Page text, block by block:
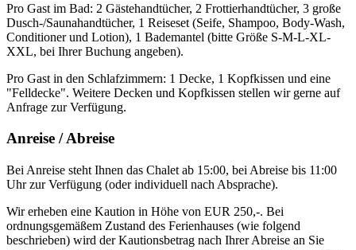
Pro Gast im Bad: 2 Gästehandtücher, 2 Frottierhandtücher, 3 große
Dusch-/Saunahandtücher, 1 Reiseset (Seife, Shampoo, Body-Wash,
Conditioner und Lotion), 1 Bademantel (bitte Größe S-M-L-XL-
XXL, bei Ihrer Buchung angeben).
Pro Gast in den Schlafzimmern: 1 Decke, 1 Kopfkissen und eine
"Felldecke". Weitere Decken und Kopfkissen stellen wir gerne auf
Anfrage zur Verfügung.
Anreise / Abreise
Bei Anreise steht Ihnen das Chalet ab 15:00, bei Abreise bis 11:00
Uhr zur Verfügung (oder individuell nach Absprache).
Wir erheben eine Kaution in Höhe von EUR 250,-. Bei
ordnungsgemäßem Zustand des Ferienhauses (wie folgend
beschrieben) wird der Kautionsbetrag nach Ihrer Abreise an Sie